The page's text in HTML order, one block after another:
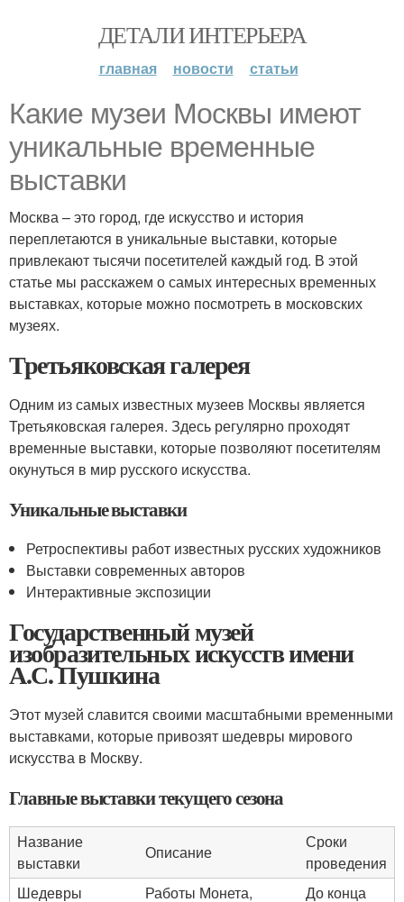
ДЕТАЛИ ИНТЕРЬЕРА
главная новости статьи
Какие музеи Москвы имеют
уникальные временные
выставки
Москва – это город, где искусство и история
переплетаются в уникальные выставки, которые
привлекают тысячи посетителей каждый год. В этой
статье мы расскажем о самых интересных временных
выставках, которые можно посмотреть в московских
музеях.
Третьяковская галерея
Одним из самых известных музеев Москвы является
Третьяковская галерея. Здесь регулярно проходят
временные выставки, которые позволяют посетителям
окунуться в мир русского искусства.
Уникальные выставки
Ретроспективы работ известных русских художников
Выставки современных авторов
Интерактивные экспозиции
Государственный музей
изобразительных искусств имени
А.С. Пушкина
Этот музей славится своими масштабными временными
выставками, которые привозят шедевры мирового
искусства в Москву.
Главные выставки текущего сезона
Название
выставки
Описание
Сроки
проведения
Шедевры
Работы Монета,
До конца